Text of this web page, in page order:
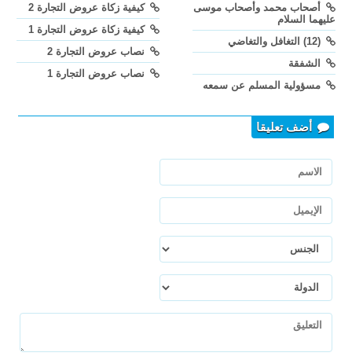
أصحاب محمد وأصحاب موسى
عليهما السلام
(12) التغافل والتغاضي
الشفقة
مسؤولية المسلم عن سمعه
كيفية زكاة عروض التجارة 2
كيفية زكاة عروض التجارة 1
نصاب عروض التجارة 2
نصاب عروض التجارة 1
أضف تعليقا